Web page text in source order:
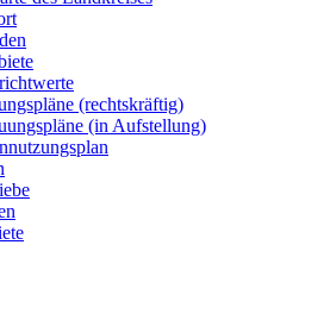
(rechtskräftig)
(in Aufstellung)